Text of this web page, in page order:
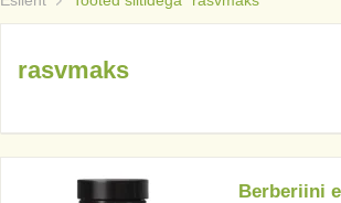
rasvmaks
Berberiini